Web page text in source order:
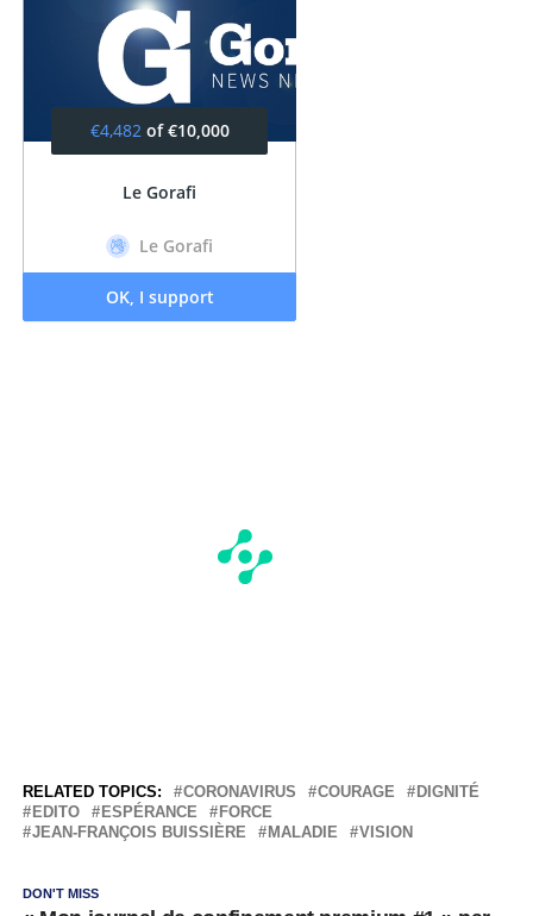
RELATED TOPICS: CORONAVIRUS COURAGE
DIGNITÉ
EDITO
ESPÉRANCE
FORCE
JEAN-FRANÇOIS BUISSIÈRE
MALADIE VISION
DON'T MISS